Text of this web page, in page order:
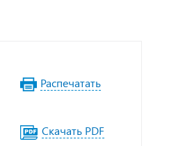
Распечатать
Скачать PDF